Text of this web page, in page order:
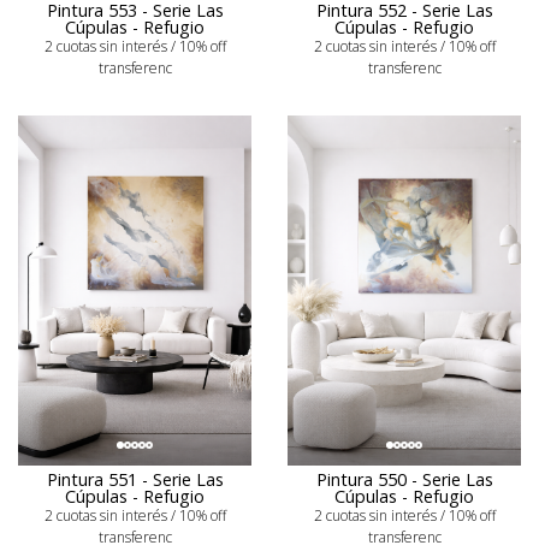
Pintura 553 - Serie Las
Cúpulas - Refugio
2 cuotas sin interés / 10% off
transferenc
Pintura 552 - Serie Las
Cúpulas - Refugio
2 cuotas sin interés / 10% off
transferenc
Pintura 551 - Serie Las
Cúpulas - Refugio
2 cuotas sin interés / 10% off
transferenc
Pintura 550 - Serie Las
Cúpulas - Refugio
2 cuotas sin interés / 10% off
transferenc